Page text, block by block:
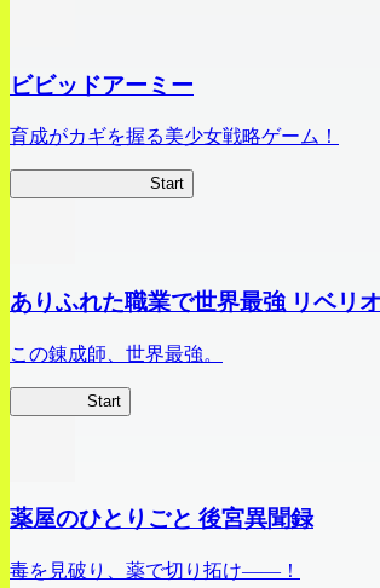
ビビッドアーミー
育成がカギを握る美少女戦略ゲーム！
Start
ありふれた職業で世界最強 リベリ
この錬成師、世界最強。
Start
薬屋のひとりごと 後宮異聞録
毒を見破り、薬で切り拓け――！